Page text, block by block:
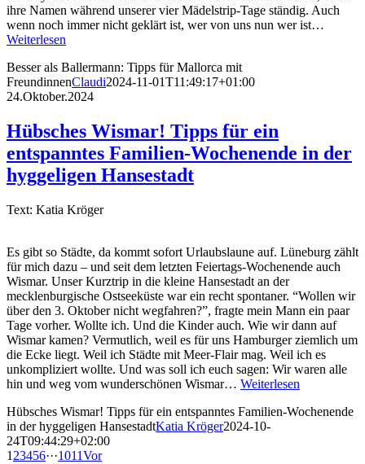
ihre Namen während unserer vier Mädelstrip-Tage ständig. Auch
wenn noch immer nicht geklärt ist, wer von uns nun wer ist…
Weiterlesen
Besser als Ballermann: Tipps für Mallorca mit
FreundinnenClaudi2024-11-01T11:49:17+01:00
24.Oktober.2024
Hübsches Wismar! Tipps für ein
entspanntes Familien-Wochenende in der
hyggeligen Hansestadt
Text: Katia Kröger
Es gibt so Städte, da kommt sofort Urlaubslaune auf. Lüneburg zählt
für mich dazu – und seit dem letzten Feiertags-Wochenende auch
Wismar. Unser Kurztrip in die kleine Hansestadt an der
mecklenburgische Ostseeküste war ein recht spontaner. “Wollen wir
über den 3. Oktober nicht wegfahren?”, fragte mein Mann ein paar
Tage vorher. Wollte ich. Und die Kinder auch. Wie wir dann auf
Wismar kamen? Vermutlich, weil es für uns Hamburger ziemlich um
die Ecke liegt. Weil ich Städte mit Meer-Flair mag. Weil ich es
unkompliziert wollte. Und was soll ich euch sagen: Wir waren alle
hin und weg vom wunderschönen Wismar… Weiterlesen
Hübsches Wismar! Tipps für ein entspanntes Familien-Wochenende
in der hyggeligen HansestadtKatia Kröger2024-10-
24T09:44:29+02:00
1 23456···1011Vor